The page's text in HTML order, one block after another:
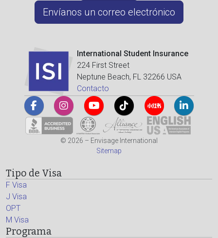
Envíanos un correo electrónico
International Student Insurance
224 First Street
Neptune Beach, FL 32266 USA
Contacto
© 2026 – Envisage International
Sitemap
Tipo de Visa
F Visa
J Visa
OPT
M Visa
Programa